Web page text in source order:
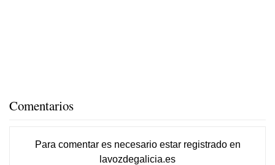
Comentarios
Para comentar es necesario estar registradoen
lavozdegalicia.es